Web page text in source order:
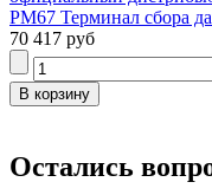
PM67 Терминал сбора
70 417 руб
Остались